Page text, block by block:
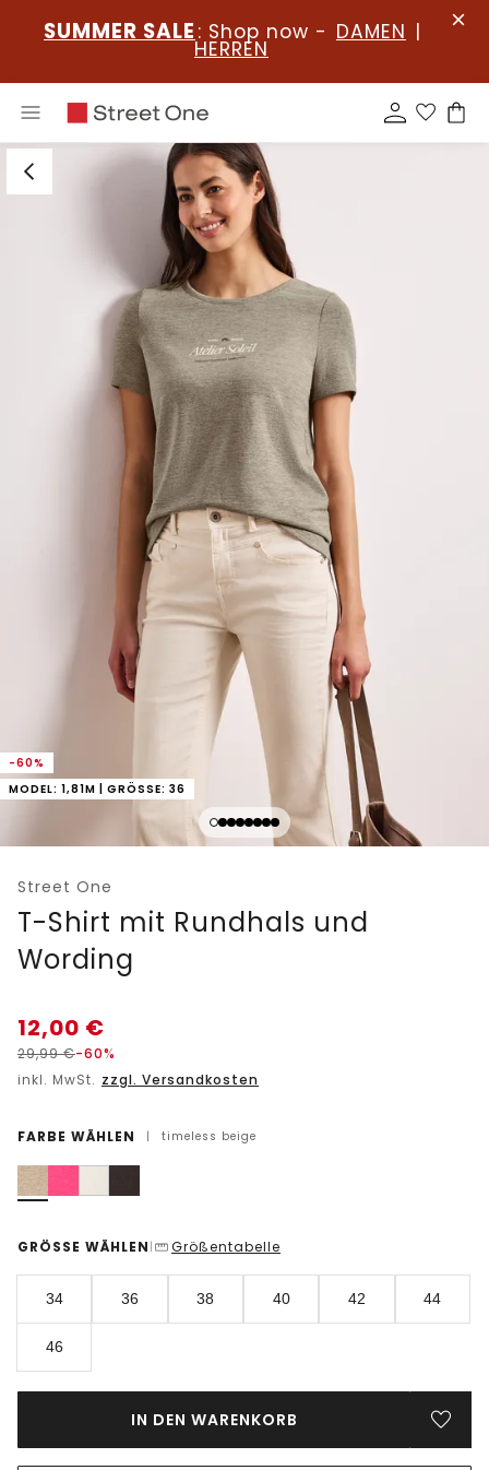
SUMMER SALE : Shop now - DAMEN |
HERREN
-60%
MODEL: 1,81M | GRÖSSE: 36
Street One
T-Shirt mit Rundhals und
Wording
12,00 €
29,99€-60%
inkl. MwSt. zzgl. Versandkosten
FARBE WÄHLEN | timeless beige
GRÖSSE WÄHLEN | Größentabelle
34 36 38 40 42 44
46
IN DEN WARENKORB